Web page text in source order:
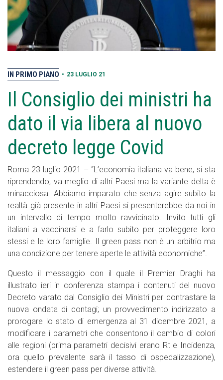
IN PRIMO PIANO • 23 LUGLIO 21
Il Consiglio dei ministri ha
dato il via libera al nuovo
decreto legge Covid
Roma 23 luglio 2021 – “L’economia italiana va bene, si sta
riprendendo, va meglio di altri Paesi ma la variante delta è
minacciosa. Abbiamo imparato che senza agire subito la
realtà già presente in altri Paesi si presenterebbe da noi in
un intervallo di tempo molto ravvicinato. Invito tutti gli
italiani a vaccinarsi e a farlo subito per proteggere loro
stessi e le loro famiglie. Il green pass non è un arbitrio ma
una condizione per tenere aperte le attività economiche”.
Questo il messaggio con il quale il Premier Draghi ha
illustrato ieri in conferenza stampa i contenuti del nuovo
Decreto varato dal Consiglio dei Ministri per contrastare la
nuova ondata di contagi; un provvedimento indirizzato a
prorogare lo stato di emergenza al 31 dicembre 2021, a
modificare i parametri che consentono il cambio di colori
alle regioni (prima parametri decisivi erano Rt e Incidenza,
ora quello prevalente sarà il tasso di ospedalizzazione),
estendere il green pass per diverse attività.